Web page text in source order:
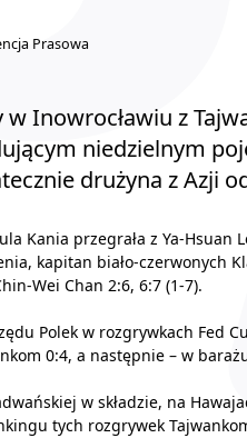
Prasowa
Inowrocławiu z
niedzielnym
drużyna z Azji
Kania przegrała z Ya-
kapitan biało-czerwonych
Wei Chan 2:6, 6:7 (1-7).
Polek w rozgrywkach Fed
0:4, a następnie – w
w składzie, na
tych rozgrywek